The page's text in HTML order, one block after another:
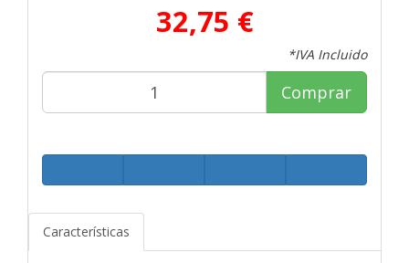
32,75 €
*IVA Incluido
Comprar
Características